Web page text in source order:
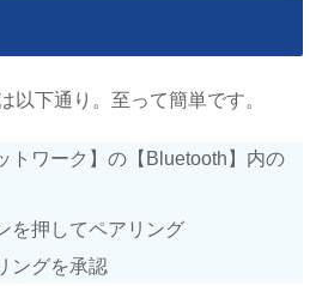
以下通り。至って簡単です。
ワーク】の【Bluetooth】内の
を押してペアリング
ングを承認